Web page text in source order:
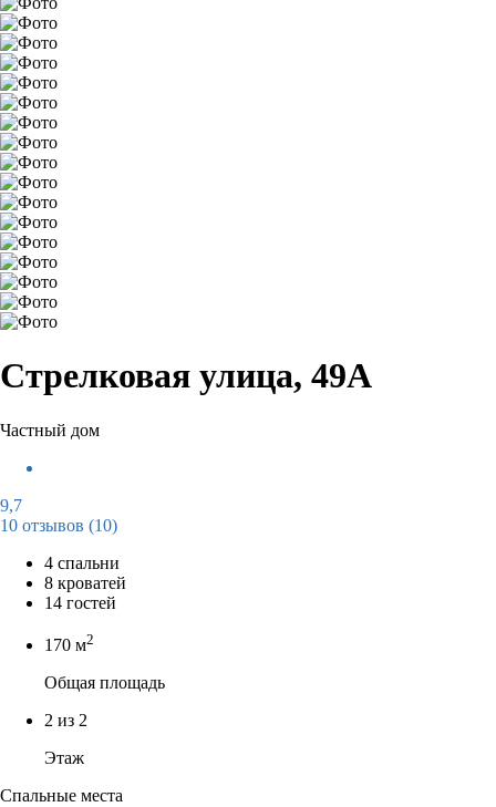
Стрелковая улица, 49А
Частный дом
9,7
10 отзывов (10)
4 спальни
8 кроватей
14 гостей
170 м2
Общая площадь
2 из 2
Этаж
Спальные места